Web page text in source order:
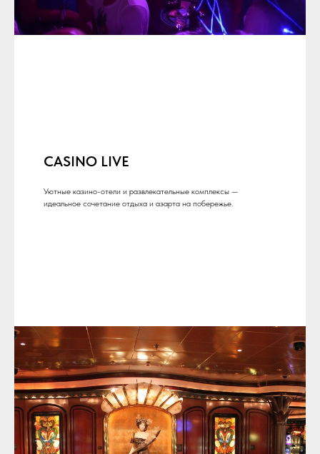
CASINO LIVE
Уютные казино-отели и развлекательные комплексы —
идеальное сочетание отдыха и азарта на побережье.